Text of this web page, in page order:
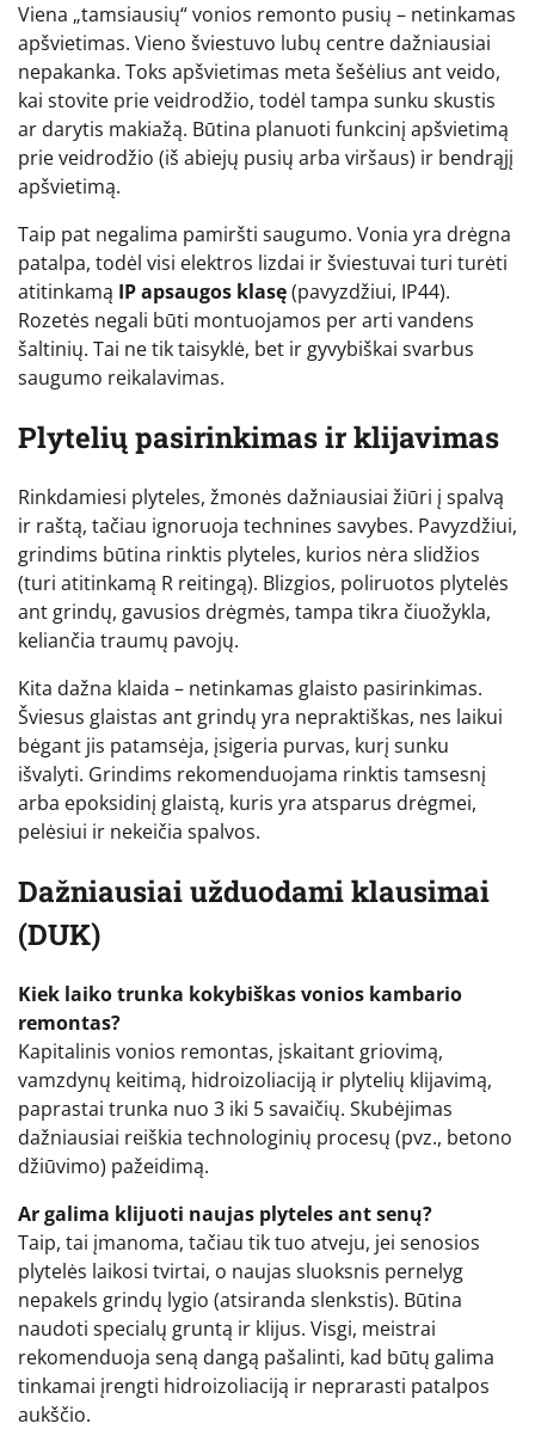
Viena „tamsiausių“ vonios remonto pusių – netinkamas
apšvietimas. Vieno šviestuvo lubų centre dažniausiai
nepakanka. Toks apšvietimas meta šešėlius ant veido,
kai stovite prie veidrodžio, todėl tampa sunku skustis
ar darytis makiažą. Būtina planuoti funkcinį apšvietimą
prie veidrodžio (iš abiejų pusių arba viršaus) ir bendrąjį
apšvietimą.
Taip pat negalima pamiršti saugumo. Vonia yra drėgna
patalpa, todėl visi elektros lizdai ir šviestuvai turi turėti
atitinkamą IP apsaugos klasę(pavyzdžiui, IP44).
Rozetės negali būti montuojamos per arti vandens
šaltinių. Tai ne tik taisyklė, bet ir gyvybiškai svarbus
saugumo reikalavimas.
Plytelių pasirinkimas ir klijavimas
Rinkdamiesi plyteles, žmonės dažniausiai žiūri į spalvą
ir raštą, tačiau ignoruoja technines savybes. Pavyzdžiui,
grindims būtina rinktis plyteles, kurios nėra slidžios
(turi atitinkamą R reitingą). Blizgios, poliruotos plytelės
ant grindų, gavusios drėgmės, tampa tikra čiuožykla,
keliančia traumų pavojų.
Kita dažna klaida – netinkamas glaisto pasirinkimas.
Šviesus glaistas ant grindų yra nepraktiškas, nes laikui
bėgant jis patamsėja, įsigeria purvas, kurį sunku
išvalyti. Grindims rekomenduojama rinktis tamsesnį
arba epoksidinį glaistą, kuris yra atsparus drėgmei,
pelėsiui ir nekeičia spalvos.
Dažniausiai užduodami klausimai
(DUK)
Kiek laiko trunka kokybiškas vonios kambario
remontas?
Kapitalinis vonios remontas, įskaitant griovimą,
vamzdynų keitimą, hidroizoliaciją ir plytelių klijavimą,
paprastai trunka nuo 3 iki 5 savaičių. Skubėjimas
dažniausiai reiškia technologinių procesų (pvz., betono
džiūvimo) pažeidimą.
Ar galima klijuoti naujas plyteles ant senų?
Taip, tai įmanoma, tačiau tik tuo atveju, jei senosios
plytelės laikosi tvirtai, o naujas sluoksnis pernelyg
nepakels grindų lygio (atsiranda slenkstis). Būtina
naudoti specialų gruntą ir klijus. Visgi, meistrai
rekomenduoja seną dangą pašalinti, kad būtų galima
tinkamai įrengti hidroizoliaciją ir neprarasti patalpos
aukščio.